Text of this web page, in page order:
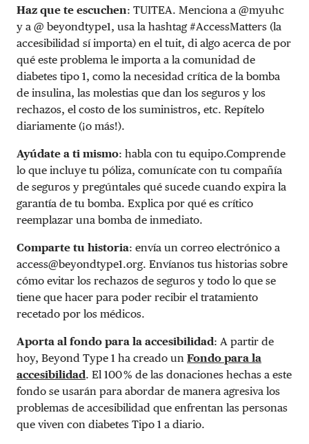
Haz que te escuchen: TUITEA. Menciona a @myuhc
y a @ beyondtype1, usa la hashtag #AccessMatters (la
accesibilidad sí importa) en el tuit, di algo acerca de por
qué este problema le importa a la comunidad de
diabetes tipo 1, como la necesidad crítica de la bomba
de insulina, las molestias que dan los seguros y los
rechazos, el costo de los suministros, etc. Repítelo
diariamente (¡o más!).
Ayúdate a ti mismo: habla con tu equipo.Comprende
lo que incluye tu póliza, comunícate con tu compañía
de seguros y pregúntales qué sucede cuando expira la
garantía de tu bomba. Explica por qué es crítico
reemplazar una bomba de inmediato.
Comparte tu historia: envía un correo electrónico a
access@beyondtype1.org. Envíanos tus historias sobre
cómo evitar los rechazos de seguros y todo lo que se
tiene que hacer para poder recibir el tratamiento
recetado por los médicos.
Aporta al fondo para la accesibilidad: A partir de
hoy, Beyond Type 1 ha creado un Fondo para la
accesibilidad. El 100 % de las donaciones hechas a este
fondo se usarán para abordar de manera agresiva los
problemas de accesibilidad que enfrentan las personas
que viven con diabetes Tipo 1 a diario.